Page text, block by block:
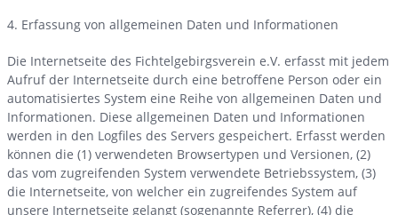
4. Erfassung von allgemeinen Daten und Informationen
Die Internetseite des Fichtelgebirgsverein e.V. erfasst mit jedem
Aufruf der Internetseite durch eine betroffene Person oder ein
automatisiertes System eine Reihe von allgemeinen Daten und
Informationen. Diese allgemeinen Daten und Informationen
werden in den Logfiles des Servers gespeichert. Erfasst werden
können die (1) verwendeten Browsertypen und Versionen, (2)
das vom zugreifenden System verwendete Betriebssystem, (3)
die Internetseite, von welcher ein zugreifendes System auf
unsere Internetseite gelangt (sogenannte Referrer), (4) die